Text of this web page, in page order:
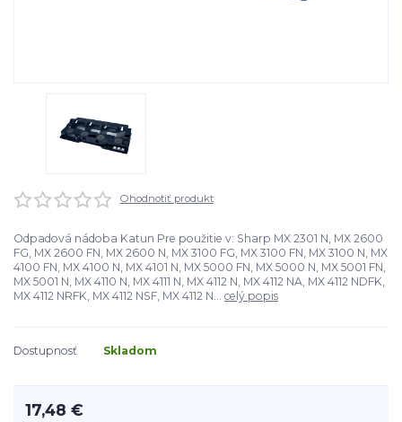
Ohodnotiť produkt
Odpadová nádoba Katun Pre použitie v: Sharp MX 2301 N, MX 2600
FG, MX 2600 FN, MX 2600 N, MX 3100 FG, MX 3100 FN, MX 3100 N, MX
4100 FN, MX 4100 N, MX 4101 N, MX 5000 FN, MX 5000 N, MX 5001 FN,
MX 5001 N, MX 4110 N, MX 4111 N, MX 4112 N, MX 4112 NA, MX 4112 NDFK,
MX 4112 NRFK, MX 4112 NSF, MX 4112 N... celý popis
Dostupnosť Skladom
17,48 €